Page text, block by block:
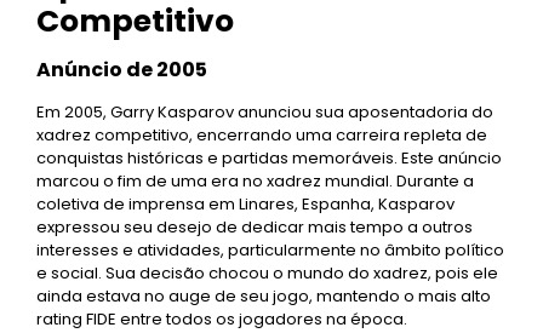
Competitivo
Anúncio de 2005
Em 2005, Garry Kasparov anunciou sua aposentadoria do
xadrez competitivo, encerrando uma carreira repleta de
conquistas históricas e partidas memoráveis. Este anúncio
marcou o fim de uma era no xadrez mundial. Durante a
coletiva de imprensa em Linares, Espanha, Kasparov
expressou seu desejo de dedicar mais tempo a outros
interesses e atividades, particularmente no âmbito político
e social. Sua decisão chocou o mundo do xadrez, pois ele
ainda estava no auge de seu jogo, mantendo o mais alto
rating FIDE entre todos os jogadores na época.